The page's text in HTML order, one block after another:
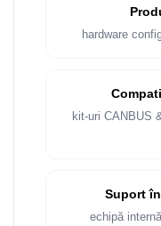
Rame adaptoare Dacia
Rame adaptoare BMW
Rame adaptoare Volvo
hardware
kit-uri CANBUS
Suport
echipă